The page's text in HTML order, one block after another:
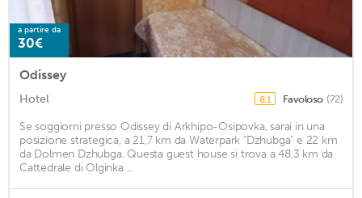
a partire da
30€
Odissey
Hotel 8,1 Favoloso (72)
Se soggiorni presso Odissey di Arkhipo-Osipovka, sarai in una
posizione strategica, a 21,7 km da Waterpark "Dzhubga" e 22 km
da Dolmen Dzhubga. Questa guest house si trova a 48,3 km da
Cattedrale di Olginka ...